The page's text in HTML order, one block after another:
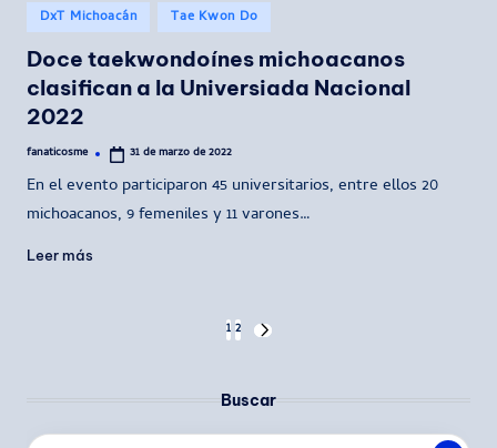
Publicado
en
DxT Michoacán Tae Kwon Do
Doce taekwondoínes michoacanos
clasifican a la Universiada Nacional
2022
Publicado
fanaticosme 31 de marzo de 2022
En el evento participaron 45 universitarios, entre ellos 20
michoacanos, 9 femeniles y 11 varones…
Leer más
entradas
1 2
SIGUIENTE
Buscar